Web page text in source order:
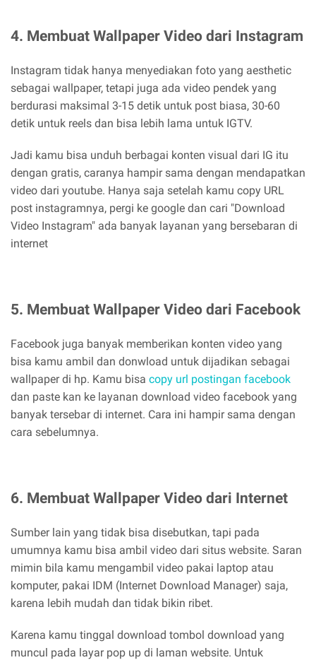
4. Membuat Wallpaper Video dari Instagram
Instagram tidak hanya menyediakan foto yang aesthetic
sebagai wallpaper, tetapi juga ada video pendek yang
berdurasi maksimal 3-15 detik untuk post biasa, 30-60
detik untuk reels dan bisa lebih lama untuk IGTV.
Jadi kamu bisa unduh berbagai konten visual dari IG itu
dengan gratis, caranya hampir sama dengan mendapatkan
video dari youtube. Hanya saja setelah kamu copy URL
post instagramnya, pergi ke google dan cari "Download
Video Instagram" ada banyak layanan yang bersebaran di
internet
5. Membuat Wallpaper Video dari Facebook
Facebook juga banyak memberikan konten video yang
bisa kamu ambil dan donwload untuk dijadikan sebagai
wallpaper di hp. Kamu bisa copy url postingan facebook
dan paste kan ke layanan download video facebook yang
banyak tersebar di internet. Cara ini hampir sama dengan
cara sebelumnya.
6. Membuat Wallpaper Video dari Internet
Sumber lain yang tidak bisa disebutkan, tapi pada
umumnya kamu bisa ambil video dari situs website. Saran
mimin bila kamu mengambil video pakai laptop atau
komputer, pakai IDM (Internet Download Manager) saja,
karena lebih mudah dan tidak bikin ribet.
Karena kamu tinggal download tombol download yang
muncul pada layar pop up di laman website. Untuk